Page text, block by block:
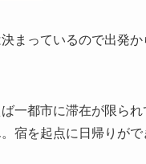
まっているので出発
一都市に滞在が限ら
宿を起点に日帰りがで